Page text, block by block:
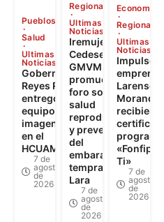
Pueblos
Salud
Ultimas
Noticias
Gobernador
Reyes Reyes
entregó
equipos de
imagenología
en el
HCUAMP
7 de
agosto
de
2026
Regional
Ultimas
Noticias
Iremujer,
Cedesex y
GMVM
promueven
foro sobre
salud
reproductiva
y prevención
del
embarazo
temprano en
Lara
7 de
agosto
de
2026
Economía
Regional
Ultimas
Noticias
Impulso
Larense:
programa
«Fonfip
Ti»
7 de
agosto
de
2026